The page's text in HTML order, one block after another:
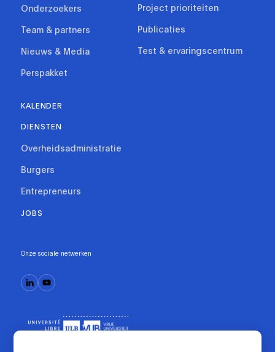
Onderzoekers
Team & partners
Nieuws & Media
Perspakket
Project prioriteiten
Publicaties
Test & ervaringscentrum
KALENDER
DIENSTEN
Overheidsadministratie
Burgers
Entrepreneurs
JOBS
Onze sociale netwerken